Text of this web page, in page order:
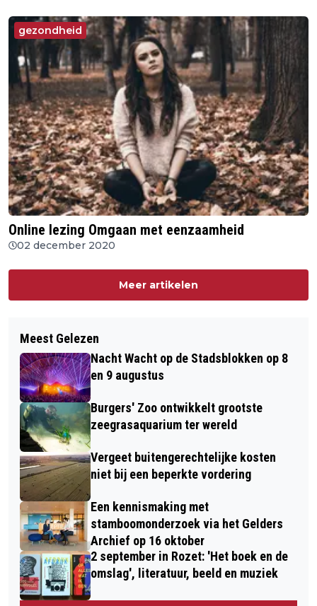
gezondheid
Online lezing Omgaan met eenzaamheid
02 december 2020
Meer artikelen
Meest Gelezen
Nacht Wacht op de Stadsblokken op 8
en 9 augustus
Burgers' Zoo ontwikkelt grootste
zeegrasaquarium ter wereld
Vergeet buitengerechtelijke kosten
niet bij een beperkte vordering
Een kennismaking met
stamboomonderzoek via het Gelders
Archief op 16 oktober
2 september in Rozet: 'Het boek en de
omslag', literatuur, beeld en muziek